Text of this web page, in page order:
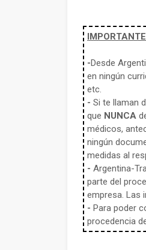
-Desde
en ningún
etc.
- Si te llaman
que NUNCA
médicos,
ningún
medidas al
- Argentina-
parte del
empresa. Las
- Para poder
procedencia